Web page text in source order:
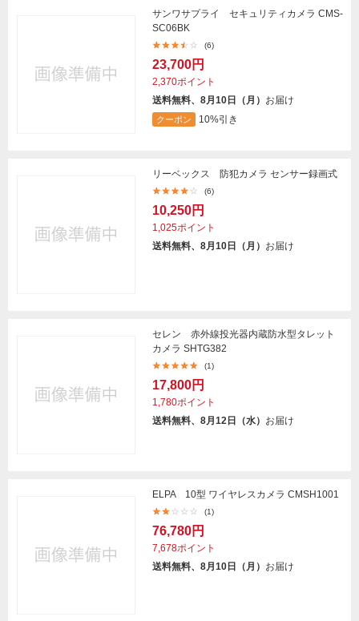
サンワサプライ セキュリティカメラ CMS-
SC06BK
(6)
23,700円
2,370ポイント
送料無料、8月10日（月） お届け
クーポン 10%引き
リーベックス 防犯カメラ センサー録画式
(6)
10,250円
1,025ポイント
送料無料、8月10日（月） お届け
セレン 赤外線投光器内蔵防水型タレット
カメラ SHTG382
(1)
17,800円
1,780ポイント
送料無料、8月12日（水） お届け
ELPA 10型 ワイヤレスカメラ CMSH1001
(1)
76,780円
7,678ポイント
送料無料、8月10日（月） お届け